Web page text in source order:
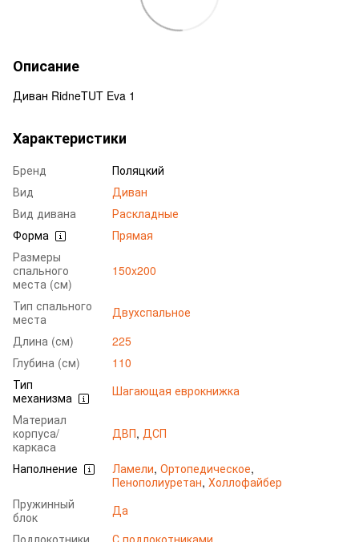
Описание
Диван RidneTUT Eva 1
Характеристики
Бренд
Поляцкий
Вид
Диван
Вид дивана
Раскладные
Форма
Прямая
Размеры
спального
места (см)
150x200
Тип спального
места
Двухспальное
Длина (см)
225
Глубина (см)
110
Тип
механизма
Шагающая еврокнижка
Материал
корпуса/
каркаса
ДВП, ДСП
Наполнение Ламели, Ортопедическое,
Пенополиуретан, Холлофайбер
Пружинный
блок
Да
Подлокотники
С подлокотниками